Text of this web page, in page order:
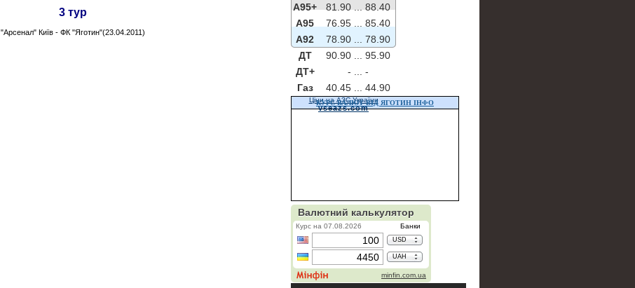
3 тур
"Арсенал" Київ - ФК "Яготин"(23.04.2011)
A95+
81.90 ...
88.40
A95
76.95 ...
85.40
A92
78.90 ...
78.90
ДТ
90.90 ...
95.90
ДТ+
- ...
-
Газ
40.45 ... 44.90
Ціни на АЗС України
vseazs.com
КУРС ВАЛЮТ ВІД ЯГОТИН ІНФО